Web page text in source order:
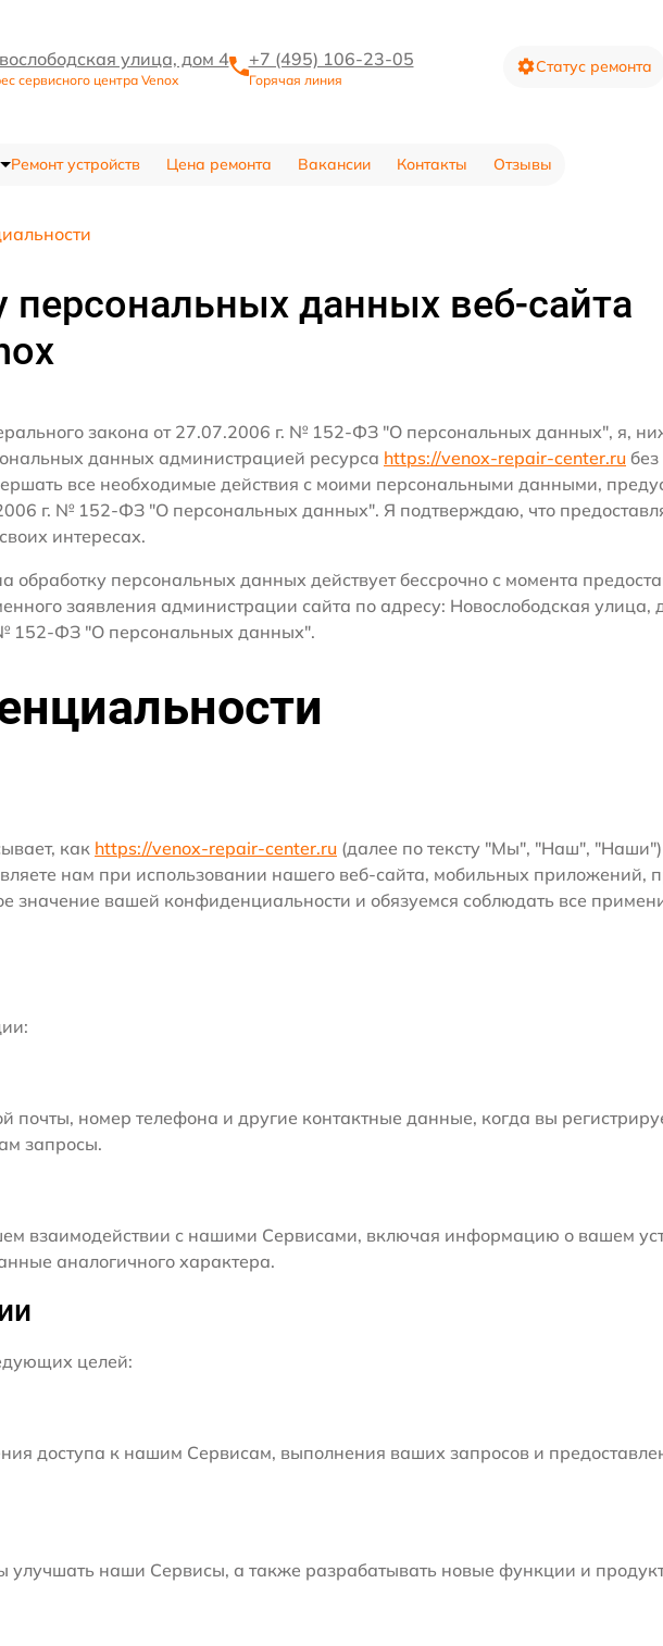
улица, дом 4
сервисного центра Venox
+7 (495) 106-23-05
Горячая линия
Статус ремонта
Ремонт устройств Цена ремонта Вакансии Контакты Отзывы
персональных данных веб-сайта
закона от 27.07.2006 г. № 152-ФЗ "О персональных данных", я,
данных администрацией ресурса https://venox-repair-center.ru
все необходимые действия с моими персональными данными,
г. № 152-ФЗ "О персональных данных". Я подтверждаю, что
интересах.
обработку персональных данных действует бессрочно с момента
заявления администрации сайта по адресу: Новослободская улица,
152-ФЗ "О персональных данных".
как https://venox-repair-center.ru (далее по тексту "Мы", "Наш", "Наши")
нам при использовании нашего веб-сайта, мобильных приложений,
значение вашей конфиденциальности и обязуемся соблюдать все
номер телефона и другие контактные данные, когда вы
запросы.
взаимодействии с нашими Сервисами, включая информацию о вашем
аналогичного характера.
целей:
доступа к нашим Сервисам, выполнения ваших запросов и
наши Сервисы, а также разрабатывать новые функции и